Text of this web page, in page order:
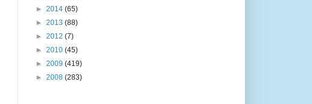
► 2014 (65)
► 2013 (88)
► 2012 (7)
► 2010 (45)
► 2009 (419)
► 2008 (283)